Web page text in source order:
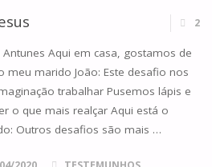
2
Aqui em casa, gostamos de
meu marido João: Este desafio nos
trabalhar Pusemos lápis e
o que mais realçar Aqui está o
Outros desafios são mais …